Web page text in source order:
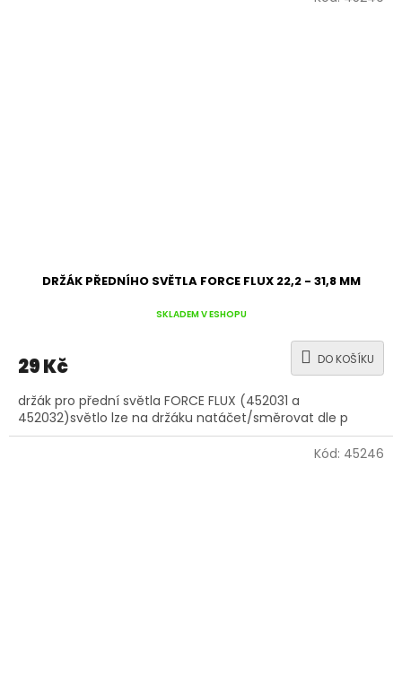
DRŽÁK PŘEDNÍHO SVĚTLA FORCE FLUX 22,2 - 31,8 MM
SKLADEM V ESHOPU
29 Kč DO KOŠÍKU
držák pro přední světla FORCE FLUX (452031 a
452032)světlo lze na držáku natáčet/směrovat dle p
Kód: 45246